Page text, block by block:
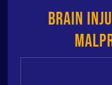
Brain